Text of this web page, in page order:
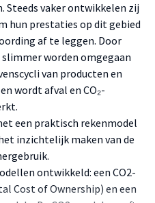
vaker ontwikkelen zij
hun prestaties op dit gebied
af te leggen. Door
worden omgegaan
van producten en
wordt afval en CO₂-
een praktisch rekenmodel
inzichtelijk maken van de
ontwikkeld: een CO2-
Cost of Ownership) en een